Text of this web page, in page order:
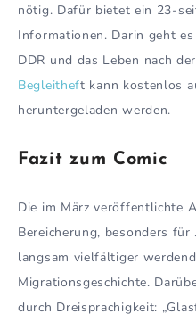
nötig. Dafür bietet ein 23-
Informationen. Darin geht
DDR und das Leben nach
Begleitheft kann kostenlos
heruntergeladen werden.
Fazit zum Comic
Die im März veröffentlichte
Bereicherung, besonders
langsam vielfältiger
Migrationsgeschichte.
durch Dreisprachigkeit: